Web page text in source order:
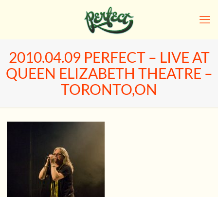
2010.04.09 PERFECT – LIVE AT
QUEEN ELIZABETH THEATRE –
TORONTO,ON